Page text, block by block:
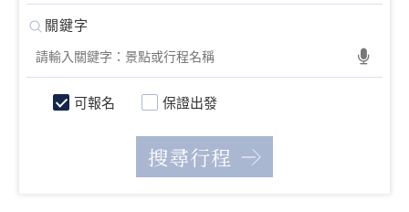
可報名 保證出發